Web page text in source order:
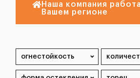
Наша компания
Вашем регионе